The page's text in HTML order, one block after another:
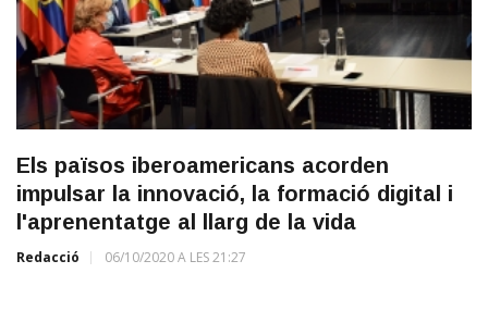
Els països iberoamericans acorden
impulsar la innovació, la formació digital i
l'aprenentatge al llarg de la vida
Redacció 06/10/2020 A LES 21:27